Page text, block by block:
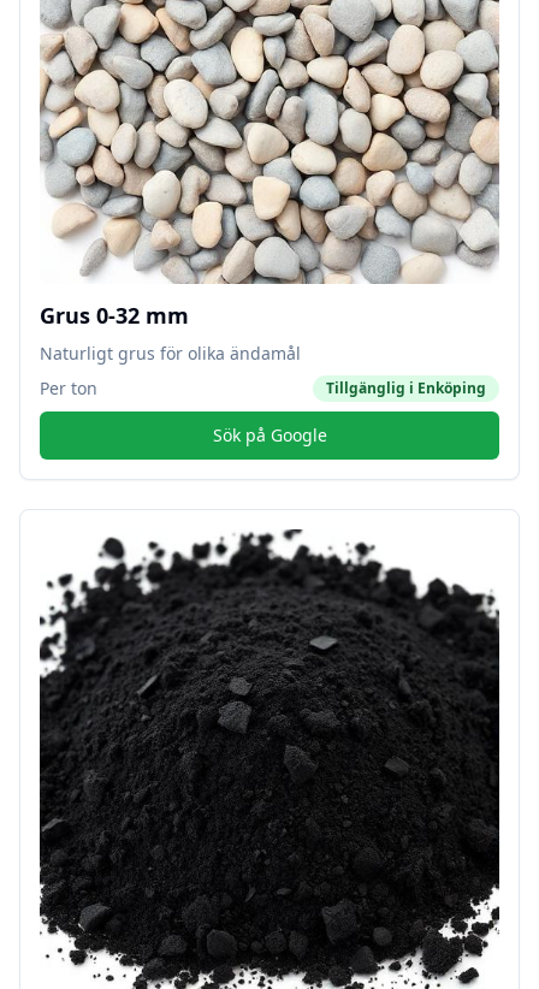
Grus 0-32 mm
Naturligt grus för olika ändamål
Per ton
Tillgänglig i Enköping
Sök på Google